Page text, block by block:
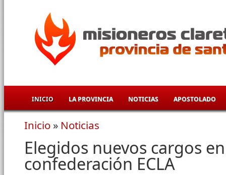
INICIO LA PROVINCIA NOTICIAS APOSTOLADO
Se encuentra usted aquí
Inicio » Noticias
Elegidos nuevos cargos
confederación ECLA